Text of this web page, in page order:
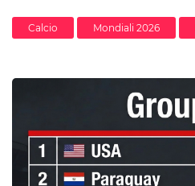
Calcio Mondiali 2026